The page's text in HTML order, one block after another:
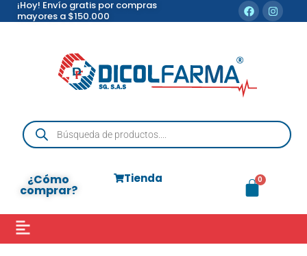
¡Hoy! Envío gratis por compras
mayores a $150.000
¿Cómo
comprar?
Tienda